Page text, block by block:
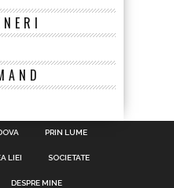
PRIN LUME
LIEI SOCIETATE
DESPRE MINE